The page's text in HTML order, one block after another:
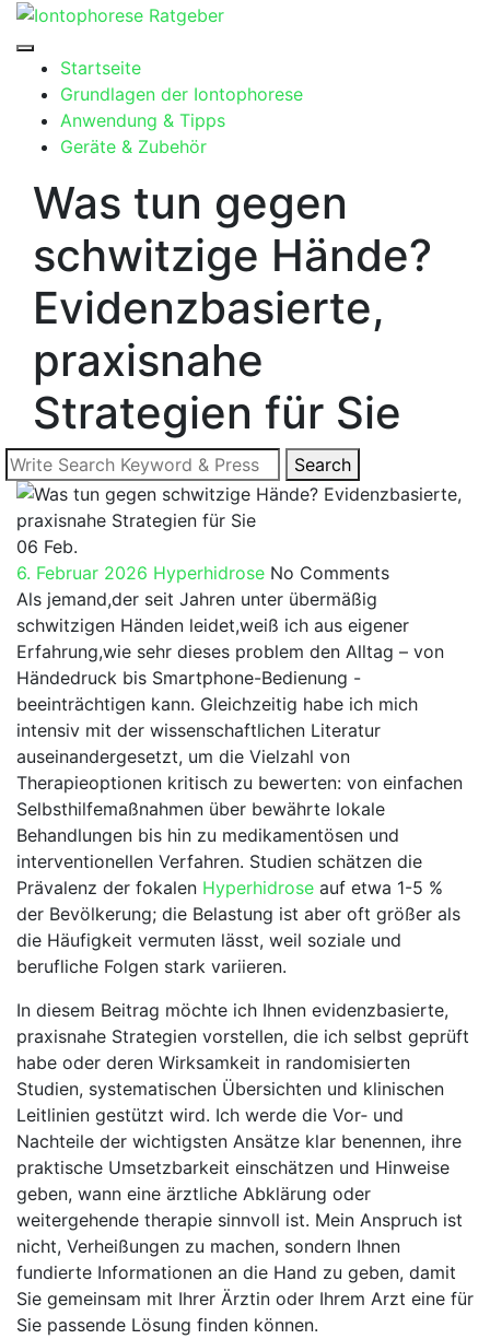
Skip
contentStartseite
Grundlagen der Iontophorese
Anwendung & Tipps
Geräte & Zubehör
Was tun gegen
schwitzige Hände?
Evidenzbasierte,
praxisnahe
Strategien für Sie
Search
for:
Search
06 Feb.
6. Februar 2026 Hyperhidrose No Comments
Als jemand,der seit Jahren ​unter übermäßig
schwitzigen Händen leidet,weiß ich aus eigener
Erfahrung,wie sehr dieses problem den Alltag – von
Händedruck ⁣bis Smartphone-Bedienung ​-
beeinträchtigen kann. Gleichzeitig habe ‍ich mich
intensiv ​mit der wissenschaftlichen Literatur⁢
auseinandergesetzt, um die Vielzahl von
Therapieoptionen kritisch zu bewerten: von einfachen
Selbsthilfemaßnahmen über bewährte‌ lokale
Behandlungen bis ​hin zu medikamentösen und⁣
interventionellen Verfahren. Studien schätzen die
Prävalenz ⁤der⁤ fokalen ​ Hyperhidrose auf⁢ etwa 1-5 %‌
der ⁣Bevölkerung; die ‍Belastung ist aber‌ oft größer ⁣als
die Häufigkeit vermuten lässt, weil soziale und
berufliche Folgen stark variieren.
In diesem ‍Beitrag ​möchte ich ⁢Ihnen evidenzbasierte,
praxisnahe ​Strategien vorstellen, die ich selbst geprüft‍
habe ​oder deren Wirksamkeit in randomisierten
Studien, systematischen Übersichten ‍und klinischen
Leitlinien ‌gestützt wird. Ich werde die​ Vor‑ und‌
Nachteile der wichtigsten Ansätze klar benennen, ihre
praktische Umsetzbarkeit einschätzen und ⁢Hinweise​
geben, wann eine ärztliche‍ Abklärung oder
⁢weitergehende therapie sinnvoll⁣ ist. Mein Anspruch ist
nicht, Verheißungen​ zu machen, sondern⁤ Ihnen
fundierte Informationen an die Hand zu geben, damit
Sie⁤ gemeinsam mit Ihrer Ärztin⁣ oder Ihrem‌ Arzt eine für
Sie passende Lösung finden können.